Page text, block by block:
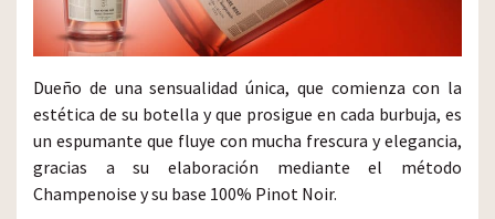
Dueño de una sensualidad única, que comienza con la
estética de su botella y que prosigue en cada burbuja, es
un espumante que fluye con mucha frescura y elegancia,
gracias a su elaboración mediante el método
Champenoise y su base 100% Pinot Noir.